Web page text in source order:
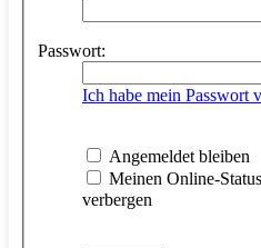
Passwort:
Ich habe mein Passwort
Angemeldet bleiben
Meinen Online-
verbergen